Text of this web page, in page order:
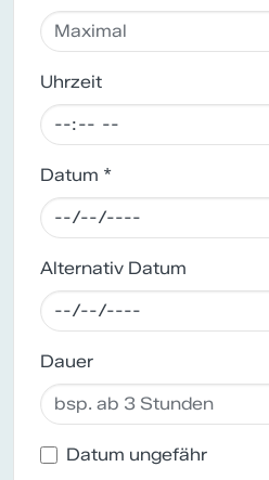
Uhrzeit
Datum *
Alternativ Datum
Dauer
Datum ungefähr